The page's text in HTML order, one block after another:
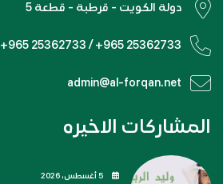
دولة الكويت - قرطبة - قطعة 5
+965 25362733 / +965 25362733
admin@al-forqan.net
المشاركات الاخيره